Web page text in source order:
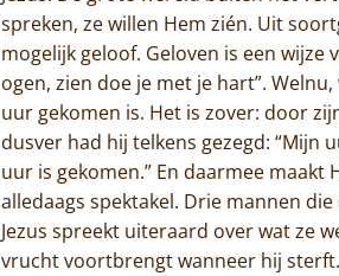
spreken, ze willen Hem zién. Uit
mogelijk geloof. Geloven is een wijze
ogen, zien doe je met je hart”.
uur gekomen is. Het is zover: door
dusver had hij telkens gezegd: “Mijn
uur is gekomen.” En daarmee
alledaags spektakel. Drie mannen
Jezus spreekt uiteraard over wat ze
vrucht voortbrengt wanneer hij